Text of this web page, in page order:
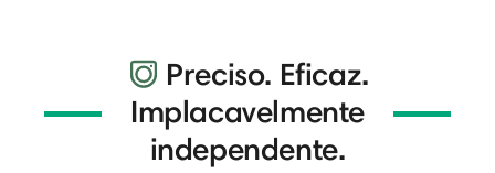
Preciso. Eficaz.
Implacavelmente
independente.